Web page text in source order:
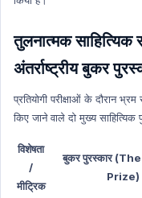
तुलनात्मक साहित्यिक
अंतर्राष्ट्रीय बुकर
प्रतियोगी परीक्षाओं के दौरान
किए जाने वाले दो मुख्य
विशेषता
/
मीट्रिक
बुकर पुरस्कार
Prize)